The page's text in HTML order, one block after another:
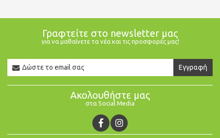
Γραφτείτε στο newsletter μας
για να μαθαίνετε τα νέα και τις προσφορές μας!
Newsletter
Email
Εγγραφή
Ακολουθήστε μας
στα Social Media